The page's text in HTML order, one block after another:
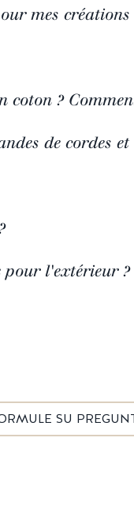
mes créations
coton ?
de cordes
pour l'extérieur ?
SU